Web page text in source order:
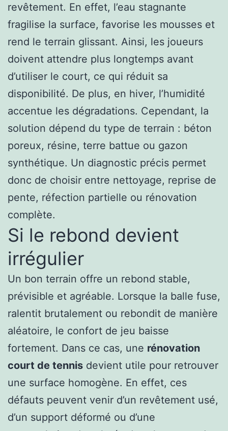
revêtement. En effet, l’eau stagnante
fragilise la surface, favorise les mousses et
rend le terrain glissant. Ainsi, les joueurs
doivent attendre plus longtemps avant
d’utiliser le court, ce qui réduit sa
disponibilité. De plus, en hiver, l’humidité
accentue les dégradations. Cependant, la
solution dépend du type de terrain : béton
poreux, résine, terre battue ou gazon
synthétique. Un diagnostic précis permet
donc de choisir entre nettoyage, reprise de
pente, réfection partielle ou rénovation
complète.
Si le rebond devient
irrégulier
Un bon terrain offre un rebond stable,
prévisible et agréable. Lorsque la balle fuse,
ralentit brutalement ou rebondit de manière
aléatoire, le confort de jeu baisse
fortement. Dans ce cas, une rénovation
court de tennis devient utile pour retrouver
une surface homogène. En effet, ces
défauts peuvent venir d’un revêtement usé,
d’un support déformé ou d’une